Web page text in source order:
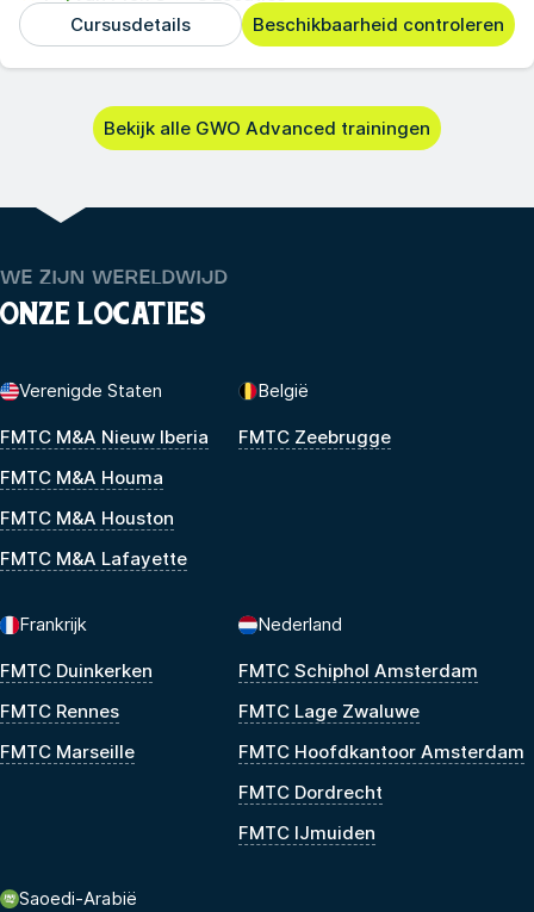
Cursusdetails
Beschikbaarheid controleren
Bekijk alle GWO Advanced trainingen
WE ZIJN WERELDWIJD
ONZE LOCATIES
Verenigde Staten
FMTC M&A Nieuw Iberia
FMTC M&A Houma
FMTC M&A Houston
FMTC M&A Lafayette
België
FMTC Zeebrugge
Frankrijk
FMTC Duinkerken
FMTC Rennes
FMTC Marseille
Nederland
FMTC Schiphol Amsterdam
FMTC Lage Zwaluwe
FMTC Hoofdkantoor Amsterdam
FMTC Dordrecht
FMTC IJmuiden
Saoedi-Arabië